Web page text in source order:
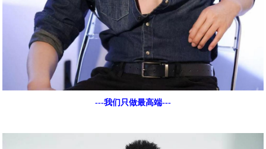
---我们只做最高端---